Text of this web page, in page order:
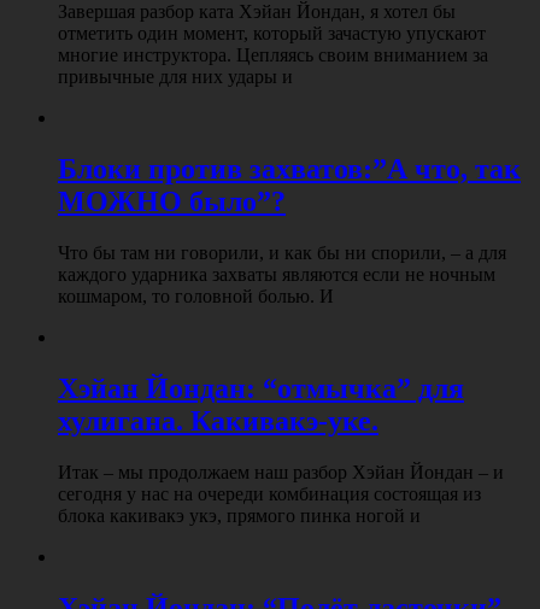
Завершая разбор ката Хэйан Йондан, я хотел бы
отметить один момент, который зачастую упускают
многие инструктора. Цепляясь своим вниманием за
привычные для них удары и
Блоки против захватов:”А что, так
МОЖНО было”?
Что бы там ни говорили, и как бы ни спорили, – а для
каждого ударника захваты являются если не ночным
кошмаром, то головной болью. И
Хэйан Йондан: “отмычка” для
хулигана. Какивакэ-уке.
Итак – мы продолжаем наш разбор Хэйан Йондан – и
сегодня у нас на очереди комбинация состоящая из
блока какивакэ укэ, прямого пинка ногой и